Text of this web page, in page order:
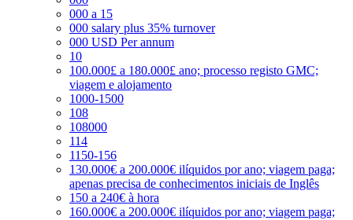
000 a 15
000 salary plus 35% turnover
000 USD Per annum
10
100.000£ a 180.000£ ano; processo registo GMC;
viagem e alojamento
1000-1500
108
108000
114
1150-156
130.000€ a 200.000€ ilíquidos por ano; viagem paga;
apenas precisa de conhecimentos iniciais de Inglês
150 a 240€ à hora
160.000€ a 200.000€ ilíquidos por ano; viagem paga;